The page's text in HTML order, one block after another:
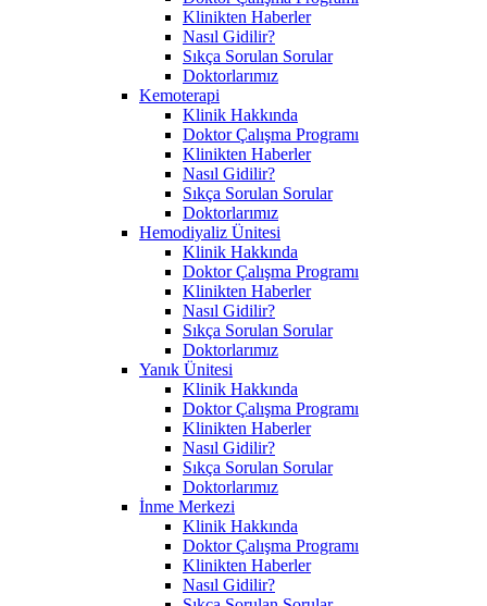
Klinikten Haberler
Nasıl Gidilir?
Sıkça Sorulan Sorular
Doktorlarımız
Kemoterapi
Klinik Hakkında
Doktor Çalışma Programı
Klinikten Haberler
Nasıl Gidilir?
Sıkça Sorulan Sorular
Doktorlarımız
Hemodiyaliz Ünitesi
Klinik Hakkında
Doktor Çalışma Programı
Klinikten Haberler
Nasıl Gidilir?
Sıkça Sorulan Sorular
Doktorlarımız
Yanık Ünitesi
Klinik Hakkında
Doktor Çalışma Programı
Klinikten Haberler
Nasıl Gidilir?
Sıkça Sorulan Sorular
Doktorlarımız
İnme Merkezi
Klinik Hakkında
Doktor Çalışma Programı
Klinikten Haberler
Nasıl Gidilir?